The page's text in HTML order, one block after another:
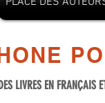
LIVRES EN FRANÇAIS